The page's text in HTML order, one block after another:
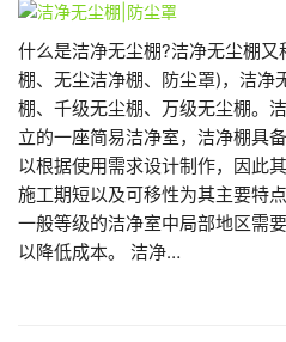
什么是洁净无尘棚?洁净无尘棚
棚、无尘洁净棚、防尘罩)，洁净
棚、千级无尘棚、万级无尘棚。
立的一座简易洁净室，洁净棚具
以根据使用需求设计制作，因此
施工期短以及可移性为其主要特
一般等级的洁净室中局部地区需
以降低成本。 洁净…